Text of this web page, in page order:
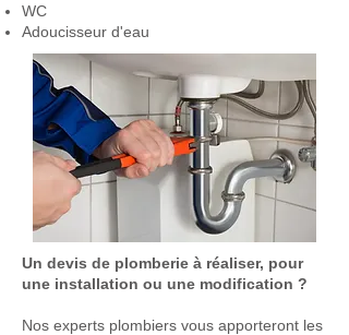
WC
Adoucisseur d'eau
Un devis de plomberie à réaliser, pour
une installation ou une modification ?
Nos experts plombiers vous apporteront les